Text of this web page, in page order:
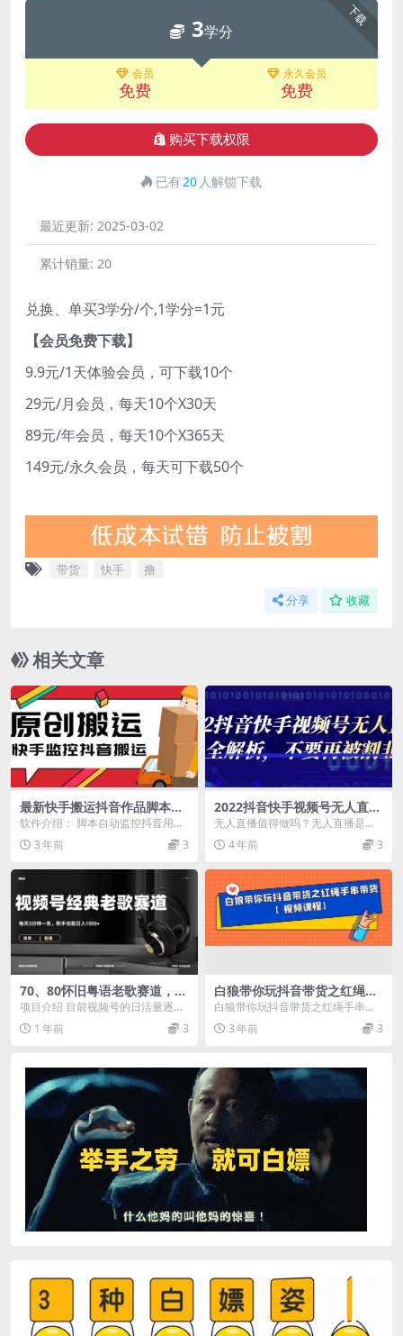
下载
3学分
会员
免费
永久会员
免费
购买下载权限
已有20 人解锁下载
最近更新: 2025-03-02
累计销量: 20
兑换、单买3学分/个,1学分=1元
【会员免费下载】
9.9元/1天体验会员，可下载10个
29元/月会员，每天10个X30天
89元/年会员，每天10个X365天
149元/永久会员，每天可下载50个
带货 快手 撸
分享 收藏
相关文章
最新快手搬运抖音作品脚本，
实时监控一键搬运轻松原创
【软件 详细教程】
软件介绍： 脚本自动监控抖音用户
的作品，如果这个用户在抖音上发
布了新作品，咱们的...
3 年前 3
2022抖音快手视频号无人直播
项目全解析，不要再被割韭菜
无人直播值得做吗？无人直播是不
是比较复杂，我没有电脑可以做无
人直播吗？无人直播会...
4 年前 3
70、80怀旧粤语老歌赛道，AI
纯原创、无脑搬运作品，每天
3分钟，靠撸视频号分成计划
日入1000+
项目介绍 目前视频号的日活量逐渐
上升，流量也是越来越好，主要原
因呢就是平台提出了...
1 年前 3
白狼带你玩抖音带货之红绳手
串带货【视频课程】
白狼带你玩抖音带货之红绳手串带
货【视频课程】 感兴趣的可以下载
学习3 年前 3